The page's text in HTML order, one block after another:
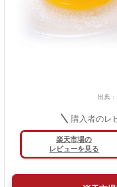
出典：
購入者のレ
楽天市場の
レビューを見る